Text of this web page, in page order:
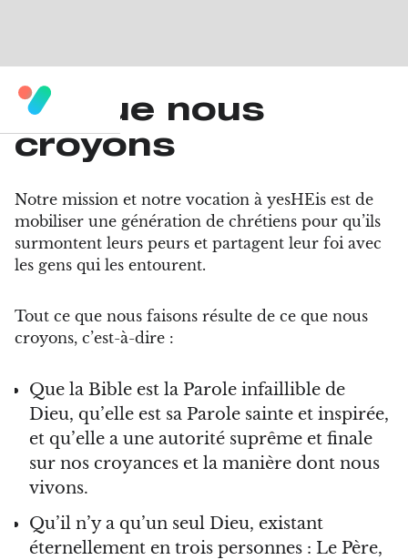
Ce que nous
croyons
Notre mission et notre vocation à yesHEis est de
mobiliser une génération de chrétiens pour qu’ils
surmontent leurs peurs et partagent leur foi avec
les gens qui les entourent.
Tout ce que nous faisons résulte de ce que nous
croyons, c’est-à-dire :
Que la Bible est la Parole infaillible de
Dieu, qu’elle est sa Parole sainte et inspirée,
et qu’elle a une autorité suprême et finale
sur nos croyances et la manière dont nous
vivons.
Qu’il n’y a qu’un seul Dieu, existant
éternellement en trois personnes : Le Père,